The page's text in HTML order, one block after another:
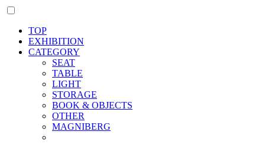
TOP
EXHIBITION
CATEGORY
SEAT
TABLE
LIGHT
STORAGE
BOOK & OBJECTS
OTHER
MAGNIBERG